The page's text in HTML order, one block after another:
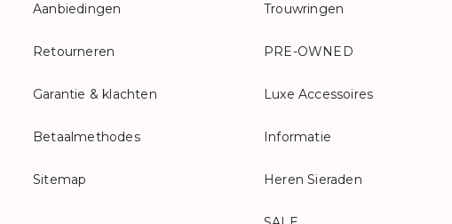
Aanbiedingen
Retourneren
Garantie & klachten
Betaalmethodes
Sitemap
Trouwringen
PRE-OWNED
Luxe Accessoires
Informatie
Heren Sieraden